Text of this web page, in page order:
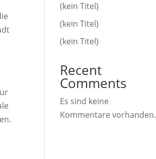
(kein Titel)
(kein Titel)
(kein Titel)
Recent
Comments
Es sind keine
Kommentare vorhanden.